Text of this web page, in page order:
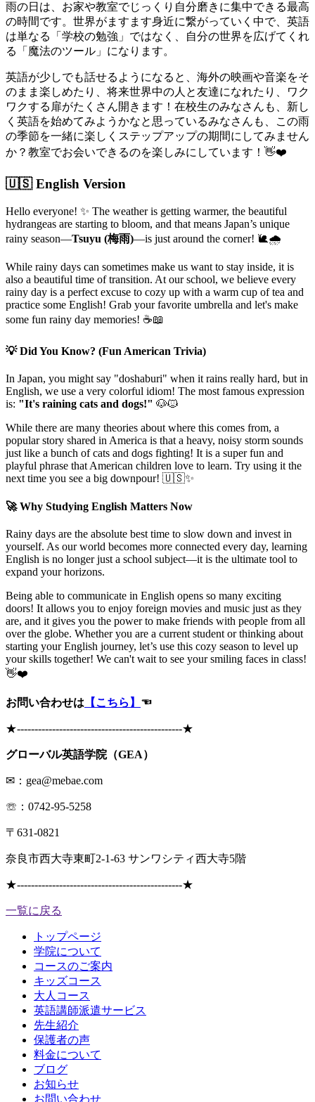
雨の日は、お家や教室でじっくり自分磨きに集中できる最高
の時間です。世界がますます身近に繋がっていく中で、英語
は単なる「学校の勉強」ではなく、自分の世界を広げてくれ
る「魔法のツール」になります。
英語が少しでも話せるようになると、海外の映画や音楽をそ
のまま楽しめたり、将来世界中の人と友達になれたり、ワク
ワクする扉がたくさん開きます！在校生のみなさんも、新し
く英語を始めてみようかなと思っているみなさんも、この雨
の季節を一緒に楽しくステップアップの期間にしてみません
か？教室でお会いできるのを楽しみにしています！👋❤️
🇺🇸 English Version
Hello everyone! ✨ The weather is getting warmer, the beautiful
hydrangeas are starting to bloom, and that means Japan’s unique
rainy season—Tsuyu (梅雨)—is just around the corner! 🐌🌧️
While rainy days can sometimes make us want to stay inside, it is
also a beautiful time of transition. At our school, we believe every
rainy day is a perfect excuse to cozy up with a warm cup of tea and
practice some English! Grab your favorite umbrella and let's make
some fun rainy day memories! ☕📖
💡 Did You Know? (Fun American Trivia)
In Japan, you might say "doshaburi" when it rains really hard, but in
English, we use a very colorful idiom! The most famous expression
is: "It's raining cats and dogs!" 🐶🐱
While there are many theories about where this comes from, a
popular story shared in America is that a heavy, noisy storm sounds
just like a bunch of cats and dogs fighting! It is a super fun and
playful phrase that American children love to learn. Try using it the
next time you see a big downpour! 🇺🇸✨
🚀 Why Studying English Matters Now
Rainy days are the absolute best time to slow down and invest in
yourself. As our world becomes more connected every day, learning
English is no longer just a school subject—it is the ultimate tool to
expand your horizons.
Being able to communicate in English opens so many exciting
doors! It allows you to enjoy foreign movies and music just as they
are, and it gives you the power to make friends with people from all
over the globe. Whether you are a current student or thinking about
starting your English journey, let’s use this cozy season to level up
your skills together! We can't wait to see your smiling faces in class!
👋❤️
お問い合わせは 【こちら】 ☜
★-----------------------------------------------★
グローバル英語学院（GEA）
✉：gea@mebae.com
☏：0742-95-5258
〒631-0821
奈良市西大寺東町2-1-63 サンワシティ西大寺5階
★-----------------------------------------------★
一覧に戻る
トップページ
学院について
コースのご案内
キッズコース
大人コース
英語講師派遣サービス
先生紹介
保護者の声
料金について
ブログ
お知らせ
お問い合わせ